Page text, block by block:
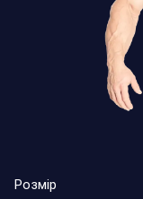
Розмір